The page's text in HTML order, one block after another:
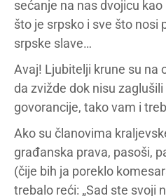
sećanje na nas dvojicu
što je srpsko i sve što nosi
srpske slave…
Avaj! Ljubitelji krune su na
da zvižde dok nisu
govorancije, tako vam i
Ako su članovima
građanska prava, pasoši,
(čije bih ja poreklo
trebalo reći: „Sad ste svoji